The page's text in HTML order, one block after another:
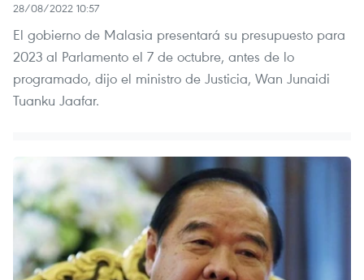
28/08/2022 10:57
El gobierno de Malasia presentará su presupuesto para
2023 al Parlamento el 7 de octubre, antes de lo
programado, dijo el ministro de Justicia, Wan Junaidi
Tuanku Jaafar.